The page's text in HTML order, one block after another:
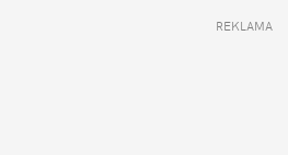
REKLAMA